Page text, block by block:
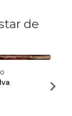
de
R$